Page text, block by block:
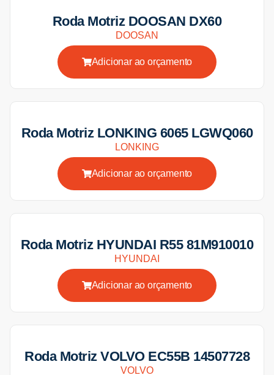
Roda Motriz DOOSAN DX60
DOOSAN
Adicionar ao orçamento
Roda Motriz LONKING 6065 LGWQ060
LONKING
Adicionar ao orçamento
Roda Motriz HYUNDAI R55 81M910010
HYUNDAI
Adicionar ao orçamento
Roda Motriz VOLVO EC55B 14507728
VOLVO